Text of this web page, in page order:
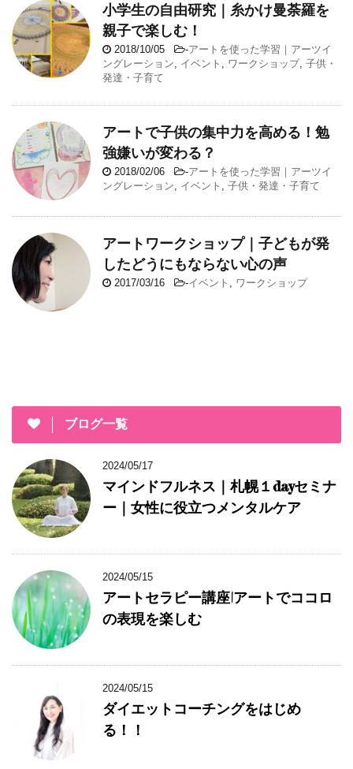
小学生の自由研究｜糸かけ曼荼羅を
親子で楽しむ！
2018/10/05 -アートを使った学習｜アーツイ
ングレーション, イベント , ワークショップ, 子供・
発達・子育て
アートで子供の集中力を高める！勉
強嫌いが変わる？
2018/02/06 -アートを使った学習｜アーツイ
ングレーション, イベント , 子供・発達・子育て
アートワークショップ｜子どもが発
したどうにもならない心の声
2017/03/16 -イベント , ワークショップ
ブログ一覧
2024/05/17
マインドフルネス｜札幌１dayセミナ
ー｜女性に役立つメンタルケア
2024/05/15
アートセラピー講座|アートでココロ
の表現を楽しむ
2024/05/15
ダイエットコーチングをはじめ
る！！